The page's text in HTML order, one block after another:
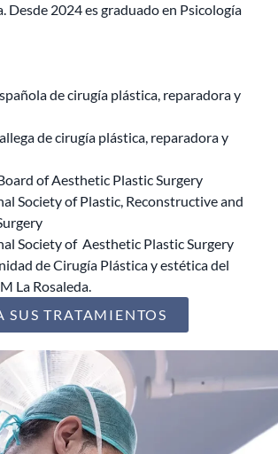
Desde 2024 es graduado en Psicología
de cirugía plástica, reparadora y
de cirugía plástica, reparadora y
of Aesthetic Plastic Surgery
Society of Plastic, Reconstructive and
Society of Aesthetic Plastic Surgery
de Cirugía Plástica y estética del
La Rosaleda.
SUS TRATAMIENTOS